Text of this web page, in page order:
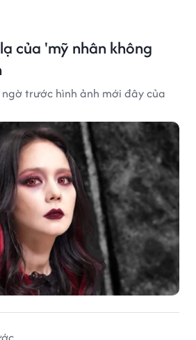
của 'mỹ nhân không
trước hình ảnh mới đây của